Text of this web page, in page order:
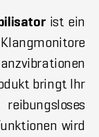
ist ein
bringt Ihr
wird